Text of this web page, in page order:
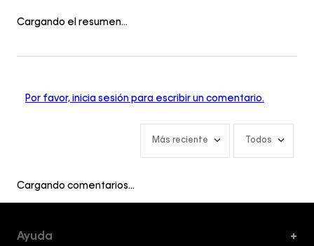
Cargando el resumen…
Por favor, inicia sesión para escribir un comentario.
Más reciente Todos
Cargando comentarios…
Ayuda +